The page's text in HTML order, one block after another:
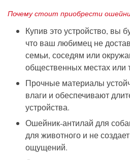
Почему стоит приобрести
Купив это устройство, вы
что ваш любимец не
семьи, соседям или
общественных местах или
Прочные материалы
влаги и обеспечивают
устройства.
Ошейник-антилай для
для животного и не
ощущений.